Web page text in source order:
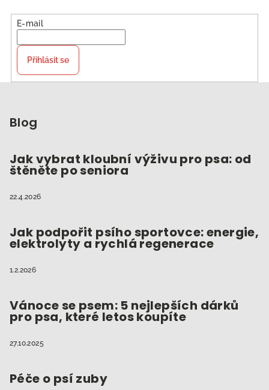
E-mail
Přihlásit se
Blog
Jak vybrat kloubní výživu pro psa: od
štěněte po seniora
22.4.2026
Jak podpořit psího sportovce: energie,
elektrolyty a rychlá regenerace
1.2.2026
Vánoce se psem: 5 nejlepších dárků
pro psa, které letos koupíte
27.10.2025
Péče o psí zuby